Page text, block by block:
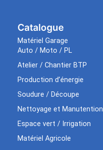
Catalogue
Matériel Garage
Auto / Moto / PL
Atelier / Chantier BTP
Production d’énergie
Soudure / Découpe
Nettoyage et Manutention
Espace vert / Irrigation
Matériel Agricole